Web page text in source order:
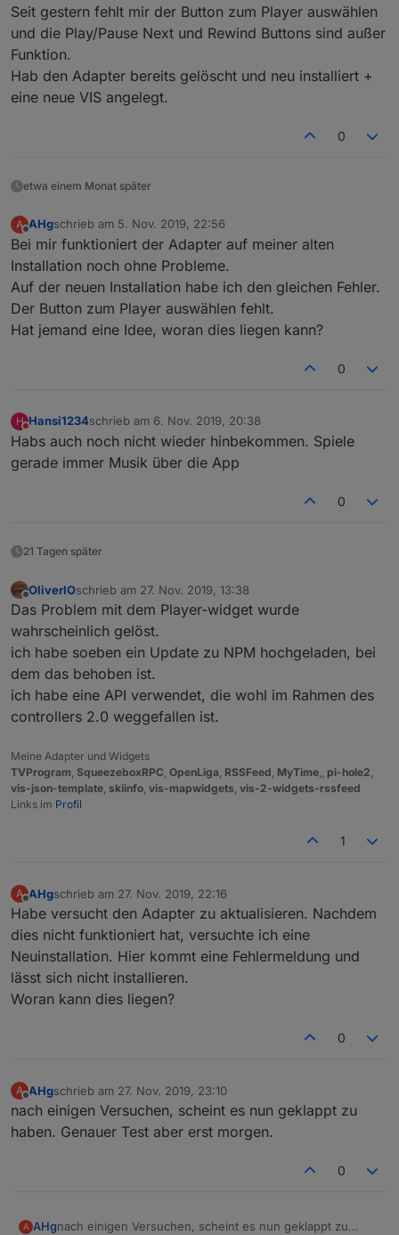
Seit gestern fehlt mir der Button zum Player auswählen
und die Play/Pause Next und Rewind Buttons sind außer
Funktion.
Hab den Adapter bereits gelöscht und neu installiert +
eine neue VIS angelegt.
0
etwa einem Monat später
A
Offline
AHgschrieb am 5. Nov. 2019, 22:56
zuletzt editiert von
Bei mir funktioniert der Adapter auf meiner alten
Installation noch ohne Probleme.
Auf der neuen Installation habe ich den gleichen Fehler.
Der Button zum Player auswählen fehlt.
Hat jemand eine Idee, woran dies liegen kann?
0
H
Nicht stören
Hansi1234schrieb am 6. Nov. 2019, 20:38
zuletzt editiert von
Habs auch noch nicht wieder hinbekommen. Spiele
gerade immer Musik über die App
0
21 Tagen später
Offline
OliverIOschrieb am 27. Nov. 2019, 13:38
zuletzt editiert von
Das Problem mit dem Player-widget wurde
wahrscheinlich gelöst.
ich habe soeben ein Update zu NPM hochgeladen, bei
dem das behoben ist.
ich habe eine API verwendet, die wohl im Rahmen des
controllers 2.0 weggefallen ist.
Meine Adapter und Widgets
TVProgram, SqueezeboxRPC, OpenLiga, RSSFeed, MyTime,, pi-hole2,
vis-json-template, skiinfo, vis-mapwidgets, vis-2-widgets-rssfeed
Links im Profil
1
A
Offline
AHgschrieb am 27. Nov. 2019, 22:16
zuletzt editiert von
Habe versucht den Adapter zu aktualisieren. Nachdem
dies nicht funktioniert hat, versuchte ich eine
Neuinstallation. Hier kommt eine Fehlermeldung und
lässt sich nicht installieren.
Woran kann dies liegen?
0
A
Offline
AHgschrieb am 27. Nov. 2019, 23:10
zuletzt editiert von
nach einigen Versuchen, scheint es nun geklappt zu
haben. Genauer Test aber erst morgen.
0
A AHgnach einigen Versuchen, scheint es nun geklappt zu